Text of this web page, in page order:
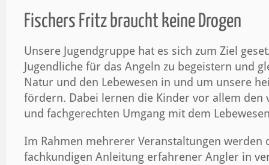
Fischers Fritz braucht keine Drogen
Unsere Jugendgruppe hat es sich zum Ziel
Jugendliche für das Angeln zu begeistern und
Natur und den Lebewesen in und um unsere
fördern. Dabei lernen die Kinder vor allem den
und fachgerechten Umgang mit dem
Im Rahmen mehrerer Veranstaltungen werden
fachkundigen Anleitung erfahrener Angler in